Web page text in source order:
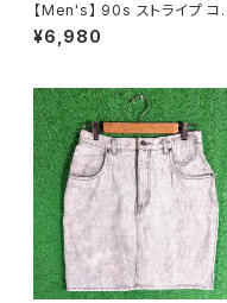
【Men's】 90s ストライプ コッ
ン シャツ / アメリカ製 USA製
0年代 半袖 メンズ 2252
¥6,980